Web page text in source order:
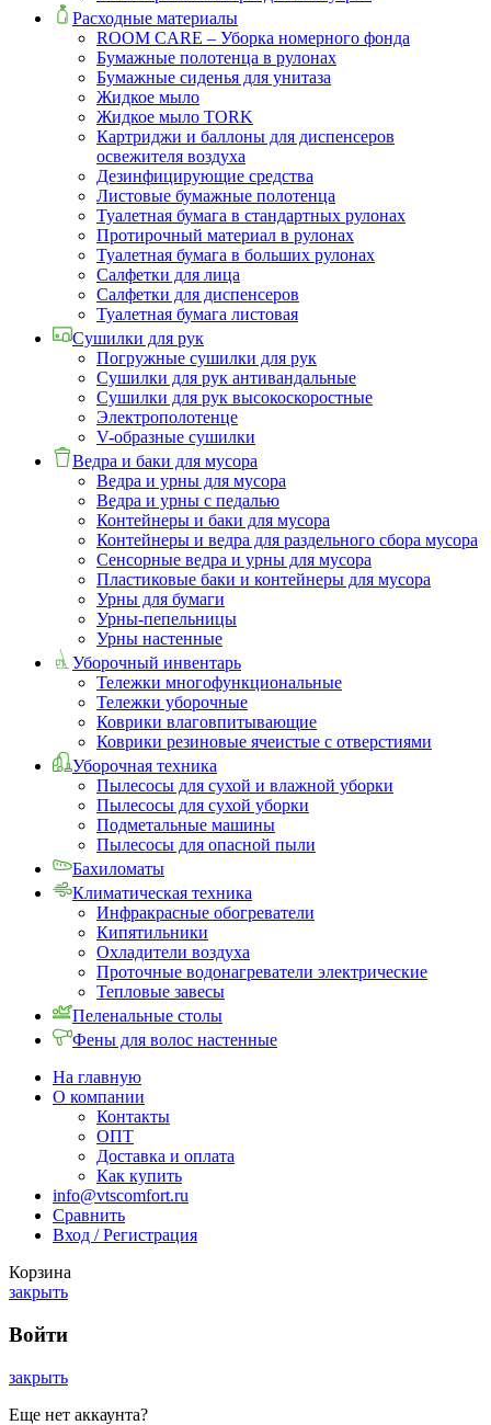
Расходные материалы
ROOM CARE – Уборка номерного фонда
Бумажные полотенца в рулонах
Бумажные сиденья для унитаза
Жидкое мыло
Жидкое мыло TORK
Картриджи и баллоны для диспенсеров
освежителя воздуха
Дезинфицирующие средства
Листовые бумажные полотенца
Туалетная бумага в стандартных рулонах
Протирочный материал в рулонах
Туалетная бумага в больших рулонах
Салфетки для лица
Салфетки для диспенсеров
Туалетная бумага листовая
Сушилки для рук
Погружные сушилки для рук
Сушилки для рук антивандальные
Сушилки для рук высокоскоростные
Электрополотенце
V-образные сушилки
Ведра и баки для мусора
Ведра и урны для мусора
Ведра и урны с педалью
Контейнеры и баки для мусора
Контейнеры и ведра для раздельного сбора мусора
Сенсорные ведра и урны для мусора
Пластиковые баки и контейнеры для мусора
Урны для бумаги
Урны-пепельницы
Урны настенные
Уборочный инвентарь
Тележки многофункциональные
Тележки уборочные
Коврики влаговпитывающие
Коврики резиновые ячеистые с отверстиями
Уборочная техника
Пылесосы для сухой и влажной уборки
Пылесосы для сухой уборки
Подметальные машины
Пылесосы для опасной пыли
Бахиломаты
Климатическая техника
Инфракрасные обогреватели
Кипятильники
Охладители воздуха
Проточные водонагреватели электрические
Тепловые завесы
Пеленальные столы
Фены для волос настенные
На главную
О компании
Контакты
ОПТ
Доставка и оплата
Как купить
info@vtscomfort.ru
Сравнить
Вход / Регистрация
Корзина
закрыть
Войти
закрыть
Еще нет аккаунта?